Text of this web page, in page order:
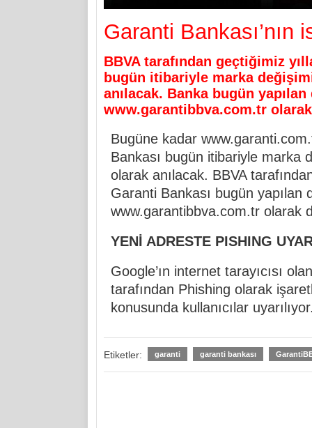
Garanti Bankası’nın
BBVA tarafından geçtiğimiz
bugün itibariyle marka
anılacak. Banka bugün
www.garantibbva.com.tr
Bugüne kadar
Bankası bugün itibariyle marka
olarak anılacak. BBVA
Garanti Bankası bugün yapılan
www.garantibbva.com.tr olarak
YENİ ADRESTE PISHING
Google’ın internet tarayıcısı
tarafından Phishing olarak
konusunda kullanıcılar
Etiketler: garanti garanti bankası